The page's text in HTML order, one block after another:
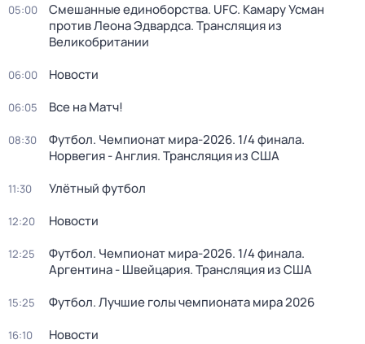
05:00
Смешанные единоборства. UFC. Камару Усман
против Леона Эдвардса. Трансляция из
Великобритании
06:00 Новости
06:05 Все на Матч!
08:30
Футбол. Чемпионат мира-2026. 1/4 финала.
Норвегия - Англия. Трансляция из США
11:30 Улётный футбол
12:20 Новости
12:25
Футбол. Чемпионат мира-2026. 1/4 финала.
Аргентина - Швейцария. Трансляция из США
15:25 Футбол. Лучшие голы чемпионата мира 2026
16:10 Новости